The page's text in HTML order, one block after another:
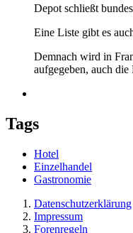
Depot schließt
Eine Liste gibt es
Demnach wird in
aufgegeben, auch
Tags
Hotel
Einzelhandel
Gastronomie
Datenschutzerklärung
Impressum
Forenregeln